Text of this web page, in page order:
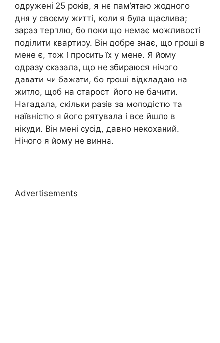
одружені 25 років, я не пам’ятаю жодного
дня у своєму житті, коли я була щаслива;
зараз терплю, бо поки що немає можливості
поділити квартиру. Він добре знає, що гроші в
мене є, тож і просить їх у мене. Я йому
одразу сказала, що не збираюся нічого
давати чи бажати, бо гроші відкладаю на
житло, щоб на старості його не бачити.
Нагадала, скільки разів за молодістю та
наївністю я його рятувала і все йшло в
нікуди. Він мені сусід, давно некоханий.
Нічого я йому не винна.
Advertisements